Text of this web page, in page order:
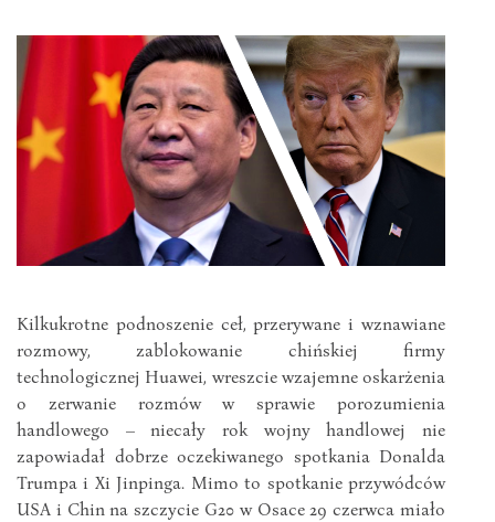
Kilkukrotne podnoszenie ceł, przerywane i wznawiane
rozmowy, zablokowanie chińskiej firmy
technologicznej Huawei, wreszcie wzajemne oskarżenia
o zerwanie rozmów w sprawie porozumienia
handlowego – niecały rok wojny handlowej nie
zapowiadał dobrze oczekiwanego spotkania Donalda
Trumpa i Xi Jinpinga. Mimo to spotkanie przywódców
USA i Chin na szczycie G20 w Osace 29 czerwca miało